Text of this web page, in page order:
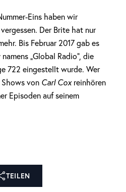
Eins haben wir
Der Brite hat nur
Bis Februar 2017 gab es
„Global Radio“, die
722 eingestellt wurde. Wer
von Carl Coxreinhören
Episoden auf seinem
TEILEN